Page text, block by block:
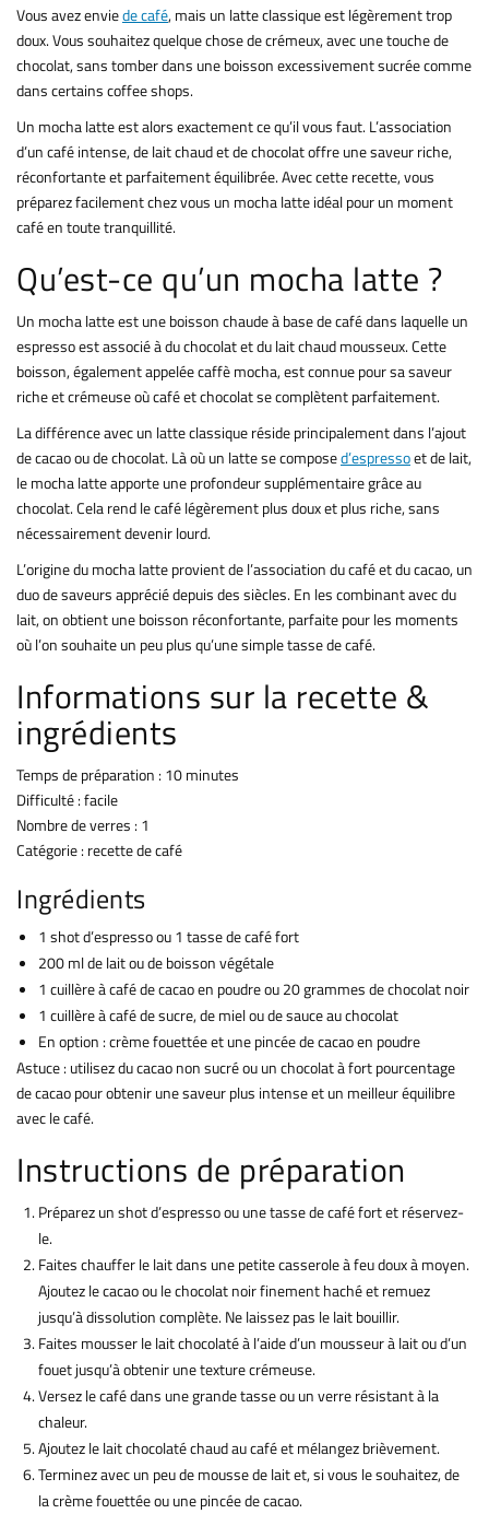
Vous avez enviede café, mais un latte classique est légèrement trop
doux. Vous souhaitez quelque chose de crémeux, avec une touche de
chocolat, sans tomber dans une boisson excessivement sucrée comme
dans certains coffee shops.
Un mocha latte est alors exactement ce qu’il vous faut. L’association
d’un café intense, de lait chaud et de chocolat offre une saveur riche,
réconfortante et parfaitement équilibrée. Avec cette recette, vous
préparez facilement chez vous un mocha latte idéal pour un moment
café en toute tranquillité.
Qu’est-ce qu’un mocha latte ?
Un mocha latte est une boisson chaude à base de café dans laquelle un
espresso est associé à du chocolat et du lait chaud mousseux. Cette
boisson, également appelée caffè mocha, est connue pour sa saveur
riche et crémeuse où café et chocolat se complètent parfaitement.
La différence avec un latte classique réside principalement dans l’ajout
de cacao ou de chocolat. Là où un latte se composed’espressoet de lait,
le mocha latte apporte une profondeur supplémentaire grâce au
chocolat. Cela rend le café légèrement plus doux et plus riche, sans
nécessairement devenir lourd.
L’origine du mocha latte provient de l’association du café et du cacao, un
duo de saveurs apprécié depuis des siècles. En les combinant avec du
lait, on obtient une boisson réconfortante, parfaite pour les moments
où l’on souhaite un peu plus qu’une simple tasse de café.
Informations sur la recette &
ingrédients
Temps de préparation : 10 minutes
Difficulté : facile
Nombre de verres : 1
Catégorie : recette de café
Ingrédients
1 shot d’espresso ou 1 tasse de café fort
200 ml de lait ou de boisson végétale
1 cuillère à café de cacao en poudre ou 20 grammes de chocolat noir
1 cuillère à café de sucre, de miel ou de sauce au chocolat
En option : crème fouettée et une pincée de cacao en poudre
Astuce : utilisez du cacao non sucré ou un chocolat à fort pourcentage
de cacao pour obtenir une saveur plus intense et un meilleur équilibre
avec le café.
Instructions de préparation
Préparez un shot d’espresso ou une tasse de café fort et réservez-
le.
Faites chauffer le lait dans une petite casserole à feu doux à moyen.
Ajoutez le cacao ou le chocolat noir finement haché et remuez
jusqu’à dissolution complète. Ne laissez pas le lait bouillir.
Faites mousser le lait chocolaté à l’aide d’un mousseur à lait ou d’un
fouet jusqu’à obtenir une texture crémeuse.
Versez le café dans une grande tasse ou un verre résistant à la
chaleur.
Ajoutez le lait chocolaté chaud au café et mélangez brièvement.
Terminez avec un peu de mousse de lait et, si vous le souhaitez, de
la crème fouettée ou une pincée de cacao.